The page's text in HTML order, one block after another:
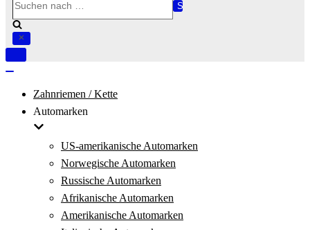
nach …
Navigation
Zahnriemen / Kette
Automarken
US-amerikanische Automarken
Norwegische Automarken
Russische Automarken
Afrikanische Automarken
Amerikanische Automarken